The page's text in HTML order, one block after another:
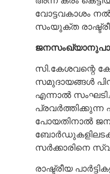
വോട്ടവകാശം
സംയുക്ത
സി.കേശവന്റെ
സമുദായങ്ങൾ
എന്നാൽ
പോയതിനാൽ
സർക്കാരിനെ
രാഷ്ട്രീയ